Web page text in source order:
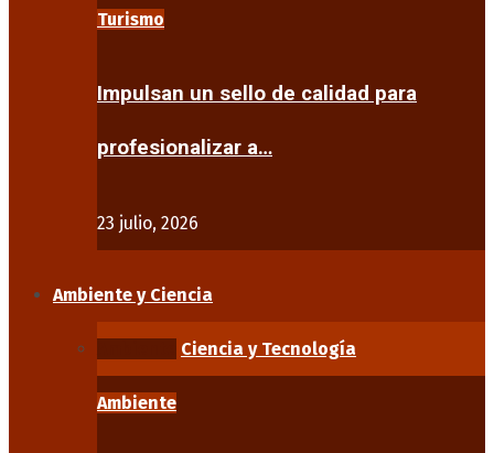
Turismo
Impulsan un sello de calidad para
profesionalizar a…
23 julio, 2026
Ambiente y Ciencia
Ciencia y Tecnología
Ambiente